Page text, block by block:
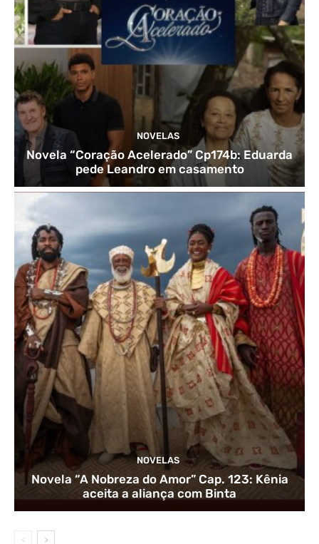
NOVELAS
Novela “Coração Acelerado” Cp174b: Eduarda
pede Leandro em casamento
NOVELAS
Novela “A Nobreza do Amor” Cap. 123: Kênia
aceita a aliança com Binta